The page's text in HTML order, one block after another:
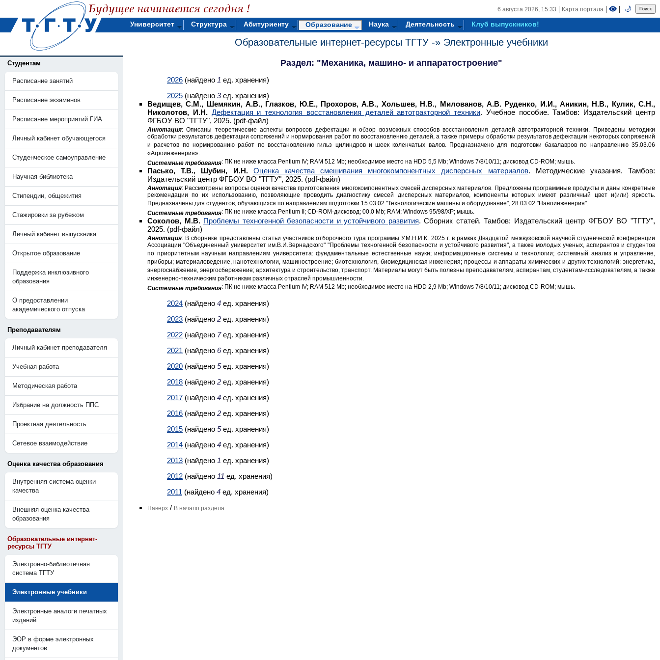
6 августа 2026, 15:33 | Карта портала | | 🌙
Университет Структура Абитуриенту Образование Наука Деятельность Клуб выпускников!
Образовательные интернет-ресурсы ТГТУ -» Электронные учебники
Студентам
Расписание занятий
Расписание экзаменов
Расписание мероприятий ГИА
Личный кабинет обучающегося
Студенческое самоуправление
Научная библиотека
Стипендии, общежития
Стажировки за рубежом
Личный кабинет выпускника
Открытое образование
Поддержка инклюзивного
образования
О предоставлении
академического отпуска
Преподавателям
Личный кабинет преподавателя
Учебная работа
Методическая работа
Избрание на должность ППС
Проектная деятельность
Сетевое взаимодействие
Оценка качества образования
Внутренняя система оценки
качества
Внешняя оценка качества
образования
Образовательные интернет-
ресурсы ТГТУ
Электронно-библиотечная
система ТГТУ
Электронные учебники
Электронные аналоги печатных
изданий
ЭОР в форме электронных
документов
Раздел: "Механика, машино- и аппаратостроение"
2026 (найдено 1 ед. хранения)
2025 (найдено 3ед. хранения)
Ведищев, С.М., Шемякин, А.В., Глазков, Ю.Е., Прохоров, А.В., Хольшев, Н.В., Милованов, А.В. Руденко, И.И., Аникин, Н.В., Кулик, С.Н.,
Николотов, И.Н. Дефектация и технология восстановления деталей автотракторной техники. Учебное пособие. Тамбов: Издательский центр
ФГБОУ ВО "ТГТУ", 2025. (pdf-файл)
Аннотация: Описаны теоретические аспекты вопросов дефектации и обзор возможных способов восстановления деталей автотракторной техники. Приведены методики
обработки результатов дефектации сопряжений и нормирования работ по восстановлению деталей, а также примеры обработки результатов дефектации некоторых сопряжений
и расчетов по нормированию работ по восстановлению гильз цилиндров и шеек коленчатых валов. Предназначено для подготовки бакалавров по направлению 35.03.06
«Агроинженерия».
Системные требования: ПК не ниже класса Pentium IV; RAM 512 Mb; необходимое место на HDD 5,5 Mb; Windows 7/8/10/11; дисковод CD-ROM; мышь.
Пасько, Т.В., Шубин, И.Н.
Оценка качества смешивания многокомпонентных дисперсных материалов. Методические указания. Тамбов:
Издательский центр ФГБОУ ВО "ТГТУ", 2025. (pdf-файл)
Аннотация: Рассмотрены вопросы оценки качества приготовления многокомпонентных смесей дисперсных материалов. Предложены программные продукты и даны конкретные
рекомендации по их использованию, позволяющие проводить диагностику смесей дисперсных материалов, компоненты которых имеют различный цвет и(или) яркость.
Предназначены для студентов, обучающихся по направлениям подготовки 15.03.02 "Технологические машины и оборудование", 28.03.02 "Наноинженерия".
Системные требования: ПК не ниже класса Pentium II; CD-ROM-дисковод; 00,0 Mb; RAM; Windows 95/98/XP; мышь.
Соколов, М.В. Проблемы техногенной безопасности и устойчивого развития. Сборник статей. Тамбов: Издательский центр ФГБОУ ВО "ТГТУ",
2025. (pdf-файл)
Аннотация: В сборнике представлены статьи участников отборочного тура программы У.М.Н.И.К. 2025 г. в рамках Двадцатой межвузовской научной студенческой конференции
Ассоциации "Объединенный университет им.В.И.Вернадского" "Проблемы техногенной безопасности и устойчивого развития", а также молодых ученых, аспирантов и студентов
по приоритетным научным направлениям университета: фундаментальные естественные науки; информационные системы и технологии; системный анализ и управление,
приборы; материаловедение, нанотехнологии, машиностроение; биотехнология, биомедицинская инженерия; процессы и аппараты химических и других технологий; энергетика,
энергоснабжение, энергосбережение; архитектура и строительство, транспорт. Материалы могут быть полезны преподавателям, аспирантам, студентам-исследователям, а также
инженерно-техническим работникам различных отраслей промышленности.
Системные требования: ПК не ниже класса Pentium IV; RAM 512 Mb; необходимое место на HDD 2,9 Mb; Windows 7/8/10/11; дисковод CD-ROM; мышь.
2024 (найдено 4 ед. хранения)
2023 (найдено 2 ед. хранения)
2022 (найдено 7ед. хранения)
2021 (найдено 6ед. хранения)
2020 (найдено 5ед. хранения)
2018 (найдено 2 ед. хранения)
2017 (найдено 4 ед. хранения)
2016 (найдено 2 ед. хранения)
2015 (найдено 5ед. хранения)
2014 (найдено 4 ед. хранения)
2013 (найдено 1 ед. хранения)
2012 (найдено 11 ед. хранения)
2011 (найдено 4 ед. хранения)
Наверх / В начало раздела